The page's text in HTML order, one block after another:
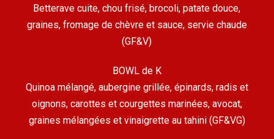
Betterave cuite, chou frisé, brocoli, patate douce,
graines, fromage de chèvre et sauce, servie chaude
(GF&V)
BOWL de K
Quinoa mélangé, aubergine grillée, épinards, radis et
oignons, carottes et courgettes marinées, avocat,
graines mélangées et vinaigrette au tahini (GF&VG)